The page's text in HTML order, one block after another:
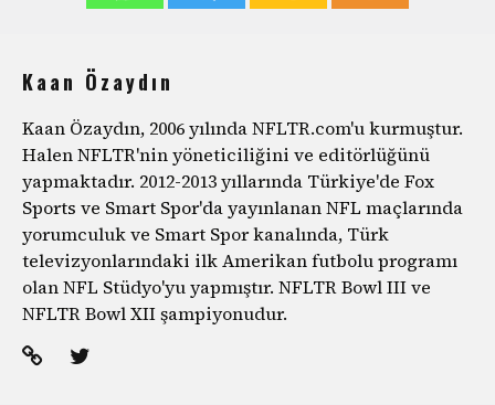
Kaan Özaydın
Kaan Özaydın, 2006 yılında NFLTR.com'u kurmuştur.
Halen NFLTR'nin yöneticiliğini ve editörlüğünü
yapmaktadır. 2012-2013 yıllarında Türkiye'de Fox
Sports ve Smart Spor'da yayınlanan NFL maçlarında
yorumculuk ve Smart Spor kanalında, Türk
televizyonlarındaki ilk Amerikan futbolu programı
olan NFL Stüdyo'yu yapmıştır. NFLTR Bowl III ve
NFLTR Bowl XII şampiyonudur.